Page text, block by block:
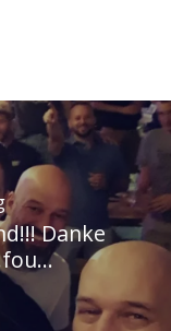
Danke